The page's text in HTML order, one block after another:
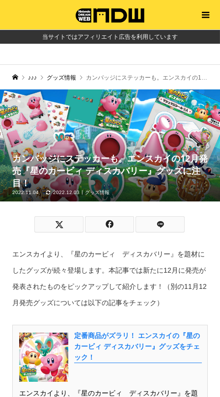
当サイトではアフィリエイト広告を利用しています
♪♪♪ グッズ情報 カンバッジにステッカーも。エンスカイの12月発売『星のカービィ ディスカバリー』グッズに注目！
カンバッジにステッカーも。エンスカイの12月発
売『星のカービィ ディスカバリー』グッズに注
目！
2022.11.04 2022.12.03 グッズ情報
エンスカイより、『星のカービィ ディスカバリー』を題材に
したグッズが続々登場します。本記事では新たに12月に発売が
発表されたものをピックアップして紹介します！（別の11月12
月発売グッズについては以下の記事をチェック）
定番商品がズラリ！ エンスカイの『星の
カービィ ディスカバリー』グッズをチェ
ック！
エンスカイより、『星のカービィ ディスカバリー』を題